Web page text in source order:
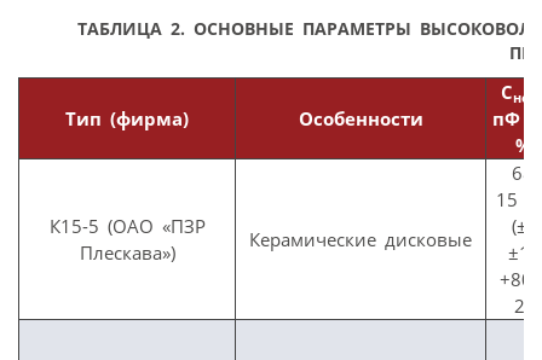
ТАБЛИЦА 2. ОСНОВНЫЕ ПАРАМЕТРЫ
Тип (фирма) Особенности
Сном
пФ
%)
К15-5 (ОАО «ПЗР
Плескава»)
Керамические дисковые
68–
15
(±5;
20)